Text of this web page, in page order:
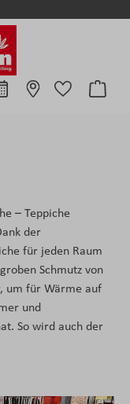
– Teppiche
der
für jeden Raum
Schmutz von
um für Wärme auf
und
So wird auch der